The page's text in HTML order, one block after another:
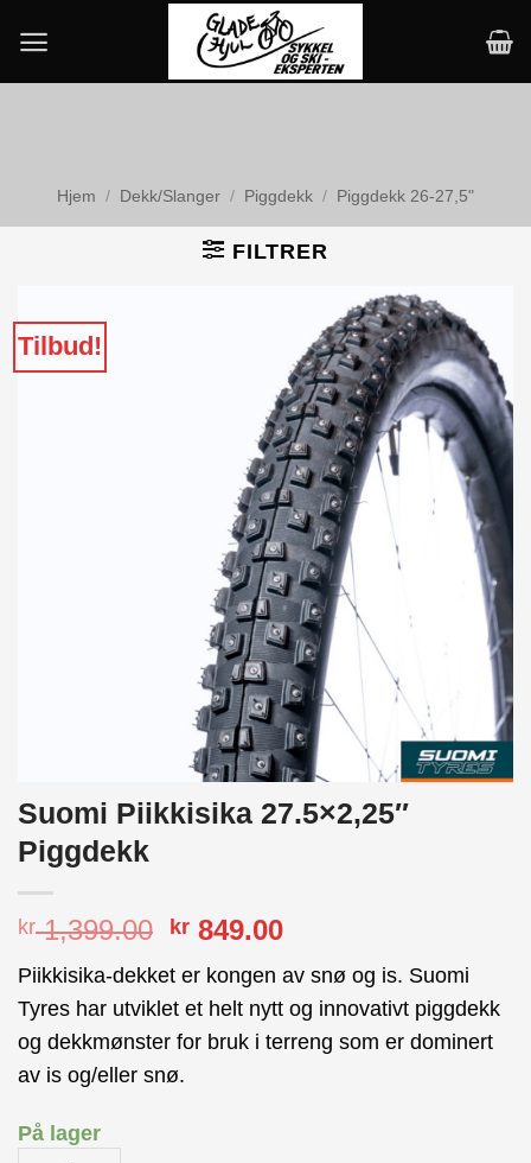
content
Hjem / Dekk/Slanger / Piggdekk / Piggdekk 26-27,5"
FILTRER
Tilbud!
Suomi Piikkisika 27.5×2,25″
Piggdekk
kr1,399.00 Opprinnelig
var:
kr 1,399.00.
kr 849.00Nåværende
er:
kr 849.00.
Piikkisika-dekket er kongen av snø og is. Suomi
Tyres har utviklet et helt nytt og innovativt piggdekk
og dekkmønster for bruk i terreng som er dominert
av is og/eller snø.
På lager